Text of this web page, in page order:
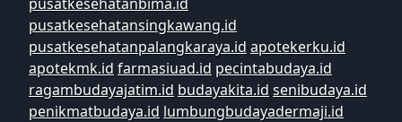
pusatkesehatansingkawang.id
pusatkesehatanpalangkaraya.id apotekerku.id
apotekmk.id farmasiuad.id pecintabudaya.id
ragambudayajatim.id budayakita.id senibudaya.id
penikmatbudaya.id lumbungbudayadermaji.id